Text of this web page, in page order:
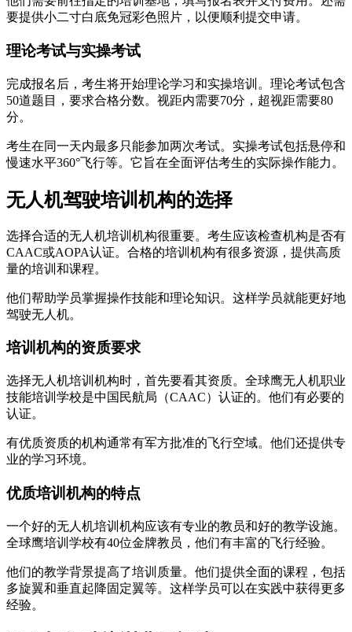
要提供小二寸白底免冠彩色照片，以便顺利提交申请。
理论考试与实操考试
完成报名后，考生将开始理论学习和实操培训。理论考试包含
50道题目，要求合格分数。视距内需要70分，超视距需要80
分。
考生在同一天内最多只能参加两次考试。实操考试包括悬停和
慢速水平360°飞行等。它旨在全面评估考生的实际操作能力。
无人机驾驶培训机构的选择
选择合适的无人机培训机构很重要。考生应该检查机构是否有
CAAC或AOPA认证。合格的培训机构有很多资源，提供高质
量的培训和课程。
他们帮助学员掌握操作技能和理论知识。这样学员就能更好地
驾驶无人机。
培训机构的资质要求
选择无人机培训机构时，首先要看其资质。全球鹰无人机职业
技能培训学校是中国民航局（CAAC）认证的。他们有必要的
认证。
有优质资质的机构通常有军方批准的飞行空域。他们还提供专
业的学习环境。
优质培训机构的特点
一个好的无人机培训机构应该有专业的教员和好的教学设施。
全球鹰培训学校有40位金牌教员，他们有丰富的飞行经验。
他们的教学背景提高了培训质量。他们提供全面的课程，包括
多旋翼和垂直起降固定翼等。这样学员可以在实践中获得更多
经验。